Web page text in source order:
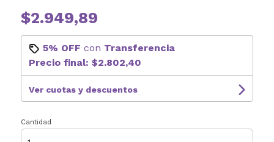
$2.949,89
5% OFF con Transferencia
Precio final: $2.802,40
Ver cuotas y descuentos
Cantidad